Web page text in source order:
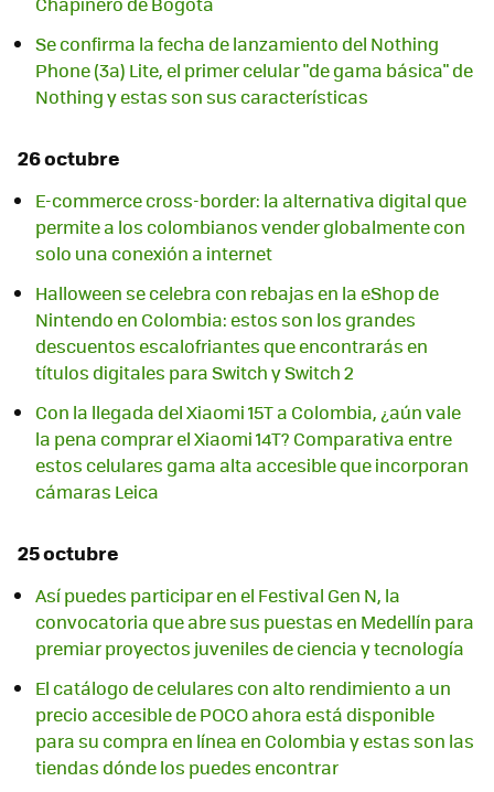
Se confirma la fecha de lanzamiento del Nothing
Phone (3a) Lite, el primer celular "de gama básica" de
Nothing y estas son sus características
26 octubre
E-commerce cross-border: la alternativa digital que
permite a los colombianos vender globalmente con
solo una conexión a internet
Halloween se celebra con rebajas en la eShop de
Nintendo en Colombia: estos son los grandes
descuentos escalofriantes que encontrarás en
títulos digitales para Switch y Switch 2
Con la llegada del Xiaomi 15T a Colombia, ¿aún vale
la pena comprar el Xiaomi 14T? Comparativa entre
estos celulares gama alta accesible que incorporan
cámaras Leica
25 octubre
Así puedes participar en el Festival Gen N, la
convocatoria que abre sus puestas en Medellín para
premiar proyectos juveniles de ciencia y tecnología
El catálogo de celulares con alto rendimiento a un
precio accesible de POCO ahora está disponible
para su compra en línea en Colombia y estas son las
tiendas dónde los puedes encontrar